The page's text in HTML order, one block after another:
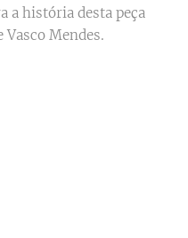
a história desta peça
Vasco Mendes.